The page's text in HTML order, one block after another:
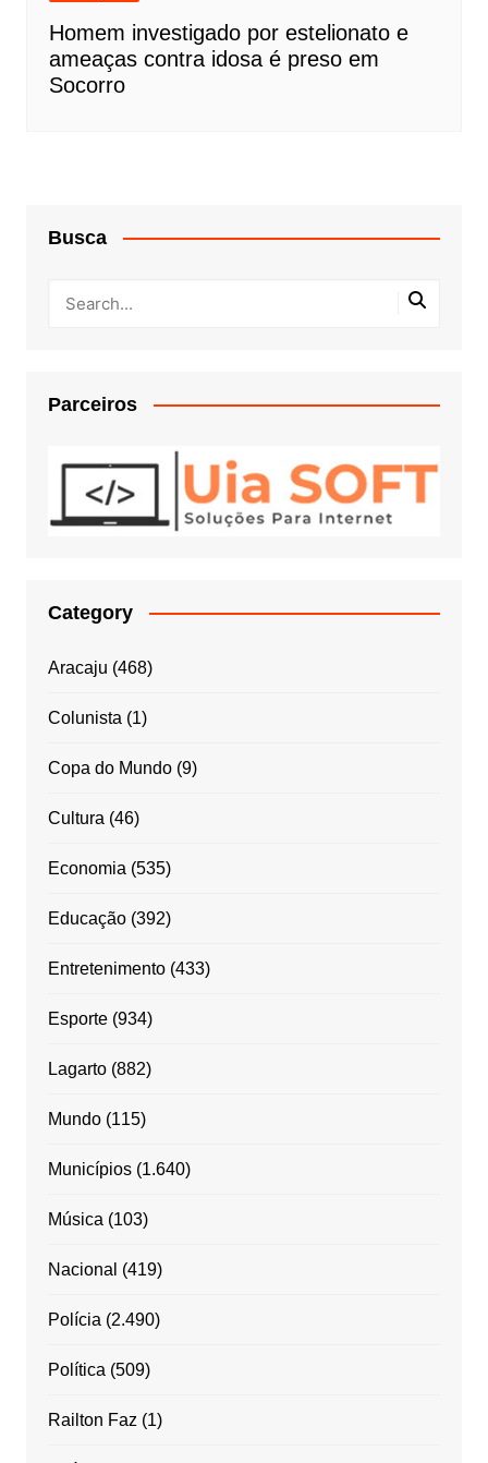
Homem investigado por estelionato e
ameaças contra idosa é preso em
Socorro
Busca
Parceiros
Category
Aracaju (468)
Colunista (1)
Copa do Mundo(9)
Cultura (46)
Economia (535)
Educação(392)
Entretenimento(433)
Esporte(934)
Lagarto(882)
Mundo(115)
Municípios(1.640)
Música (103)
Nacional (419)
Polícia (2.490)
Política (509)
Railton Faz (1)